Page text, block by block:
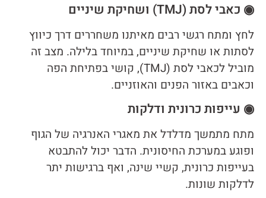
◉ כאבי לסת (TMJ) ושחיקת שיניים
לחץ ומתח רגשי רבים מאיתנו משחררים דרך כיווץ
לסתות או שחיקת שיניים, במיוחד בלילה. מצב זה
מוביל לכאבי לסת (TMJ), קושי בפתיחת הפה
וכאבים באזור הפנים והאוזניים.
◉ עייפות כרונית ודלקות
מתח מתמשך מדלדל את מאגרי האנרגיה של הגוף
ופוגע במערכת החיסונית. הדבר יכול להתבטא
בעייפות כרונית, קשיי שינה, ואף ברגישות יתר
לדלקות שונות.